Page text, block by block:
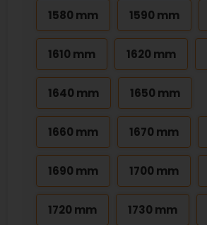
1580 mm 1590 mm
1610 mm 1620 mm
1640 mm 1650 mm
1660 mm 1670 mm
1690 mm 1700 mm
1720 mm 1730 mm